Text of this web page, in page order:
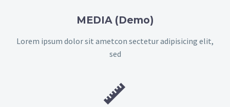
MEDIA (Demo)
Lorem ipsum dolor sit ametcon sectetur adipisicing elit,
sed

